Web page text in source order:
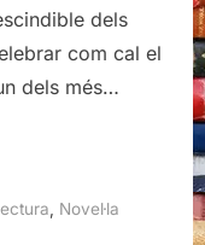
dels
com cal el
dels més…
Novel·la